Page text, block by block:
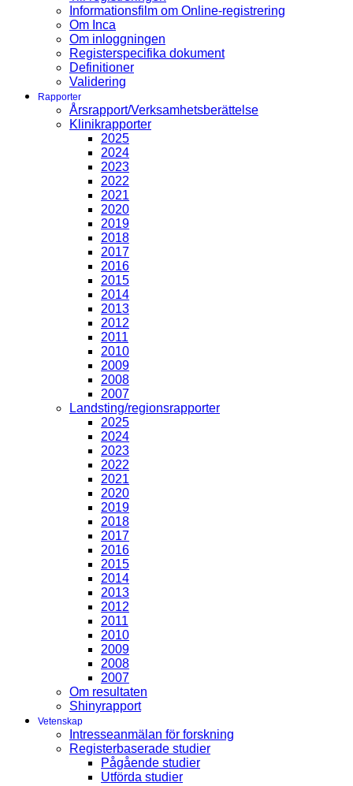
Informationsfilm om Online-registrering
Om Inca
Om inloggningen
Registerspecifika dokument
Definitioner
Validering
Rapporter
Årsrapport/Verksamhetsberättelse
Klinikrapporter
2025
2024
2023
2022
2021
2020
2019
2018
2017
2016
2015
2014
2013
2012
2011
2010
2009
2008
2007
Landsting/regionsrapporter
2025
2024
2023
2022
2021
2020
2019
2018
2017
2016
2015
2014
2013
2012
2011
2010
2009
2008
2007
Om resultaten
Shinyrapport
Vetenskap
Intresseanmälan för forskning
Registerbaserade studier
Pågående studier
Utförda studier